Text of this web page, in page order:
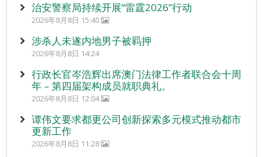
治安警察局持续开展“雷霆2026”行动
2026年8月8日 15:40
涉杀人未遂内地男子被羁押
2026年8月8日 14:24
行政长官岑浩辉出席澳门法律工作者联合会十周
年 – 第四届架构成员就职典礼。
2026年8月8日 12:04
谭伟文要求都更公司创新探索多元模式推动都市
更新工作
2026年8月8日 11:28